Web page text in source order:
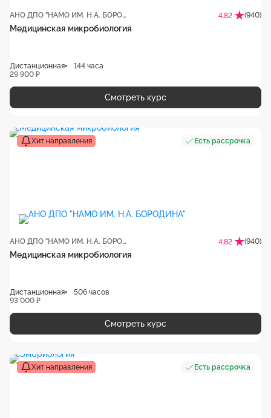
АНО ДПО "НАМО ИМ. Н.А. БОРОДИНА" 4.82 (940)
Медицинская микробиология
Дистанционная
144 часа
29 900 ₽
Смотреть курс
Хит направления Есть рассрочка
АНО ДПО "НАМО ИМ. Н.А. БОРОДИНА" 4.82 (940)
Медицинская микробиология
Дистанционная
506 часов
93 000 ₽
Смотреть курс
Хит направления Есть рассрочка